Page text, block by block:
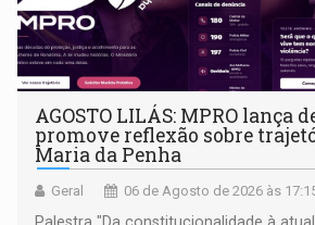
AGOSTO LILÁS: MPRO lança
promove reflexão sobre
Maria da Penha
Geral 06 de Agosto de 2026 às